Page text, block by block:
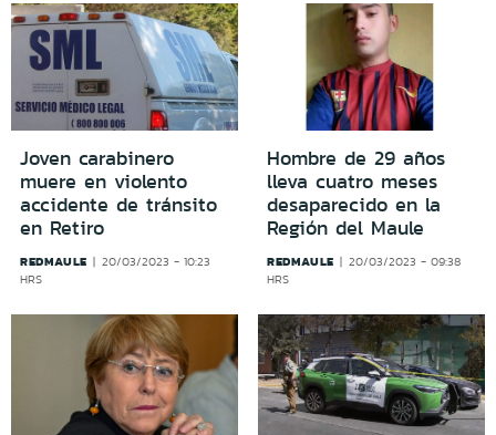
Joven carabinero
muere en violento
accidente de tránsito
en Retiro
REDMAULE
20/03/2023 - 10:23
HRS
Hombre de 29 años
lleva cuatro meses
desaparecido en la
Región del Maule
REDMAULE
20/03/2023 - 09:38
HRS